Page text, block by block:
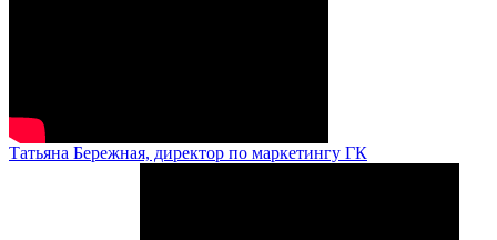
Татьяна Бережная, директор по маркетингу ГК